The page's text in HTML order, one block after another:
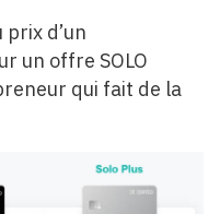
d’un
un offre SOLO
qui fait de la